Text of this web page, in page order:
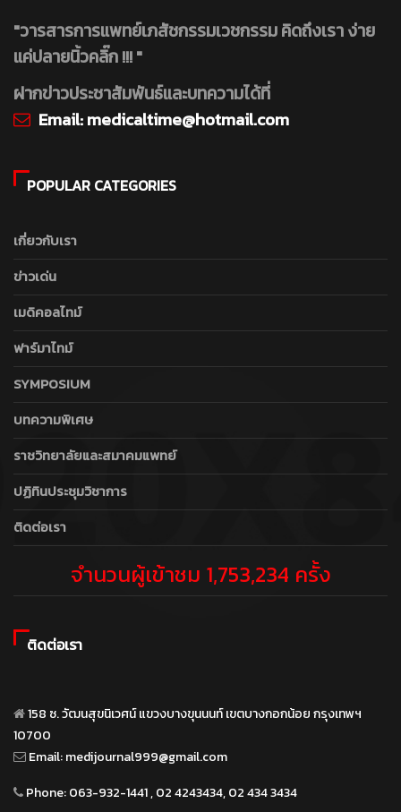
"วารสารการแพทย์เภสัชกรรมเวชกรรม คิดถึงเรา ง่าย
แค่ปลายนิ้วคลิ๊ก !!! "
ฝากข่าวประชาสัมพันธ์และบทความได้ที่
Email:medicaltime@hotmail.com
POPULAR CATEGORIES
เกี่ยวกับเรา
ข่าวเด่น
เมดิคอลไทม์
ฟาร์มาไทม์
SYMPOSIUM
บทความพิเศษ
ราชวิทยาลัยและสมาคมแพทย์
ปฏิทินประชุมวิชาการ
ติดต่อเรา
จำนวนผู้เข้าชม 1,753,234 ครั้ง
ติดต่อเรา
158 ซ. วัฒนสุขนิเวศน์ แขวงบางขุนนนท์ เขตบางกอกน้อย กรุงเทพฯ
10700
Email:medijournal999@gmail.com
Phone:063-932-1441 , 02 4243434, 02 434 3434